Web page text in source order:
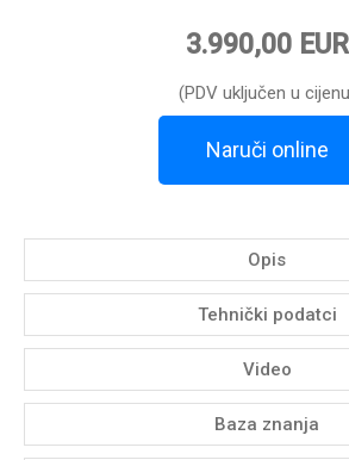
3.990,00 EUR
(PDV uključen u
Naruči online
Opis
Tehnički podatci
Video
Baza znanja